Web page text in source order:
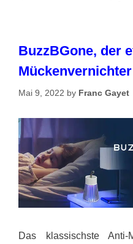
BuzzBGone, der
Mückenvernichter
Mai 9, 2022 by Franc Gayet
Das klassischste Anti-